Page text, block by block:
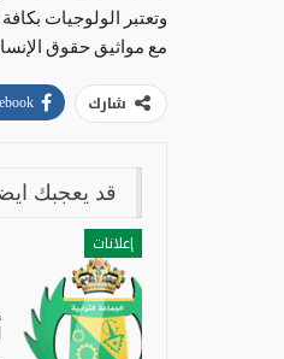
وتعتبر الولوجيات
مع مواثيق حقوق
شارك
قد يعجبك
إعلانات